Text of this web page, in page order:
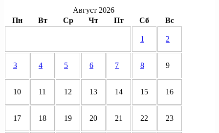
Август 2026
Пн
Вт Ср Чт Пт Сб Вс
1 2
3 4 5 6 7 8 9
10 11 12 13 14 15 16
17 18 19 20 21 22 23